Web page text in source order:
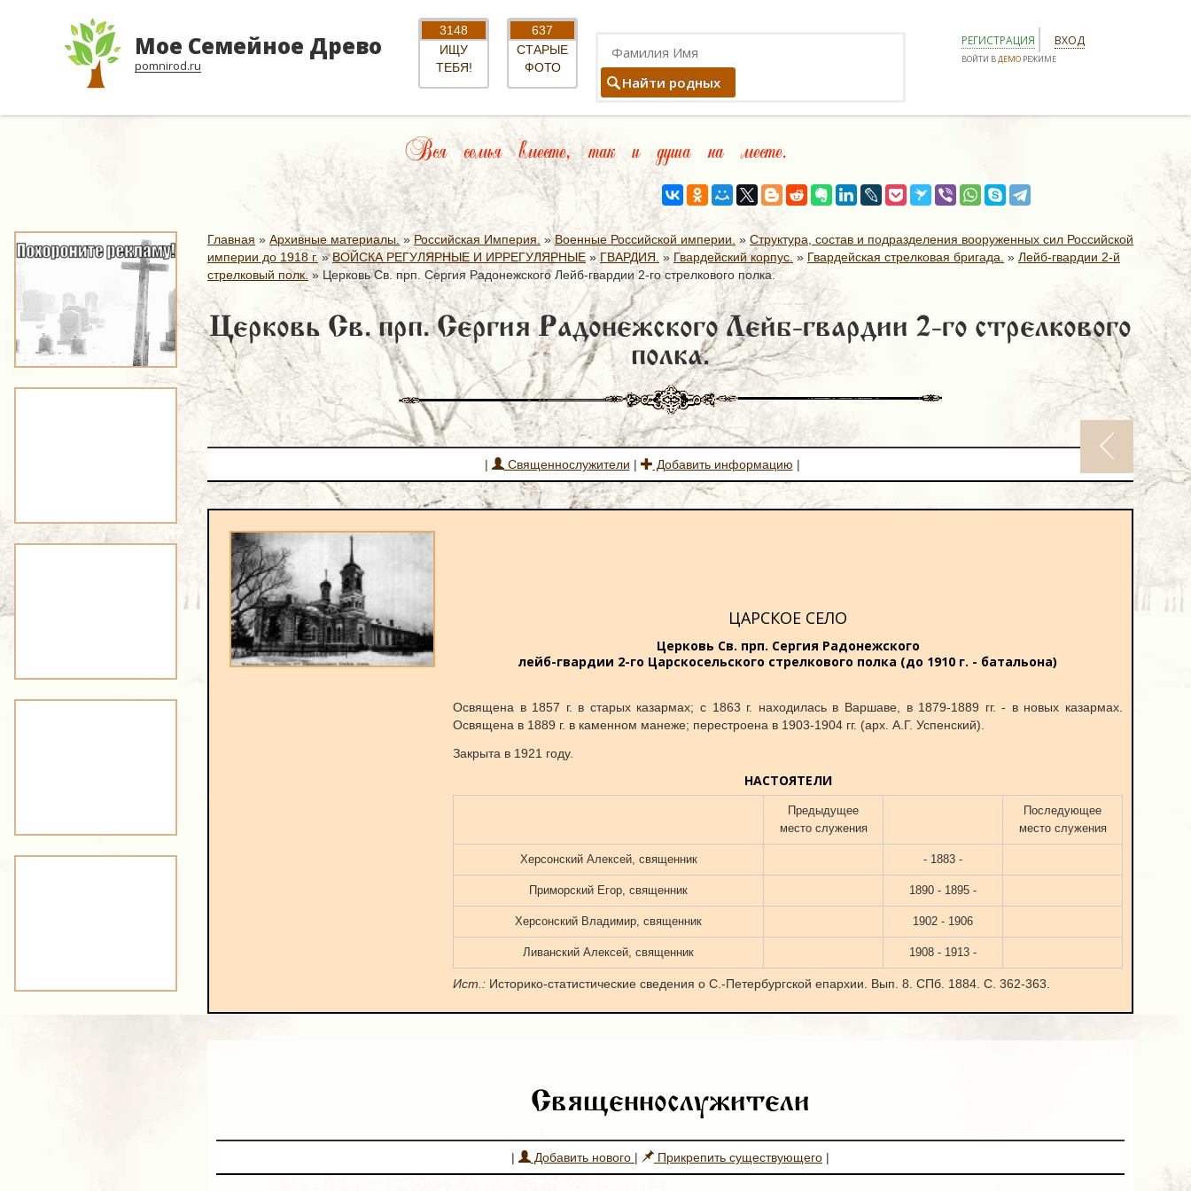
Мое Семейное Древо
pomnirod.ru
3148
ИЩУ
ТЕБЯ!
637
СТАРЫЕ
ФОТО
Найти родных
РЕГИСТРАЦИЯ ВХОД
ВОЙТИ ВДЕМО РЕЖИМЕ
Вся семья вместе, так и душа на месте.
Главная » Архивные материалы. »Российская Империя. »Военные Российской империи. » Структура, состав и подразделения вооруженных сил Российской
империи до 1918 г.»ВОЙСКА РЕГУЛЯРНЫЕ И ИРРЕГУЛЯРНЫЕ » ГВАРДИЯ. » Гвардейский корпус. » Гвардейская стрелковая бригада. » Лейб-гвардии 2-й
стрелковый полк. » Церковь Св. прп. Сергия Радонежского Лейб-гвардии 2-го стрелкового полка.
Церковь Св. прп. Сергия Радонежского Лейб-гвардии 2-го стрелкового
полка.
| Священнослужители | Добавить информацию |
ЦАРСКОЕ СЕЛО
Церковь Св. прп. Сергия Радонежского
лейб-гвардии 2-го Царскосельского стрелкового полка (до 1910 г. - батальона)
Освящена в 1857 г. в старых казармах; с 1863 г. находилась в Варшаве, в 1879-1889 гг. - в новых казармах.
Освящена в 1889 г. в каменном манеже; перестроена в 1903-1904 гг. (арх. А.Г. Успенский).
Закрыта в 1921 году.
НАСТОЯТЕЛИ
Предыдущее
место служения
Последующее
место служения
Херсонский Алексей, священник - 1883 -
Приморский Егор, священник 1890 - 1895 -
Херсонский Владимир, священник 1902 - 1906
Ливанский Алексей, священник 1908 - 1913 -
Ист.: Историко-статистические сведения о С.-Петербургской епархии. Вып. 8. СПб. 1884. С. 362-363.
Священнослужители
| Добавить нового | Прикрепить существующего |